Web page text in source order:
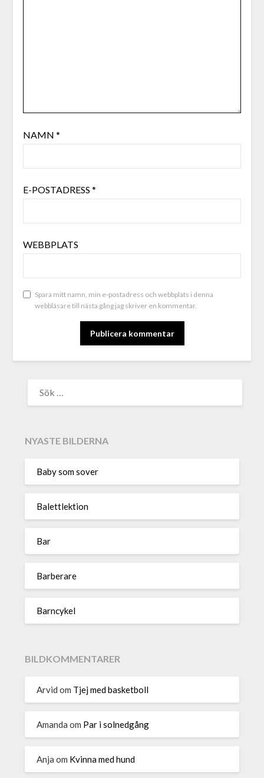
NAMN *
E-POSTADRESS *
WEBBPLATS
Spara mitt namn, min e-postadress och webbplats i denna
webbläsare till nästa gång jag skriver en kommentar.
ALTERNATIVE:
NYASTE BILDERNA
Baby som sover
Balettlektion
Bar
Barberare
Barncykel
BILDKOMMENTARER
Arvid om Tjej med basketboll
Amanda om Par i solnedgång
Anja om Kvinna med hund